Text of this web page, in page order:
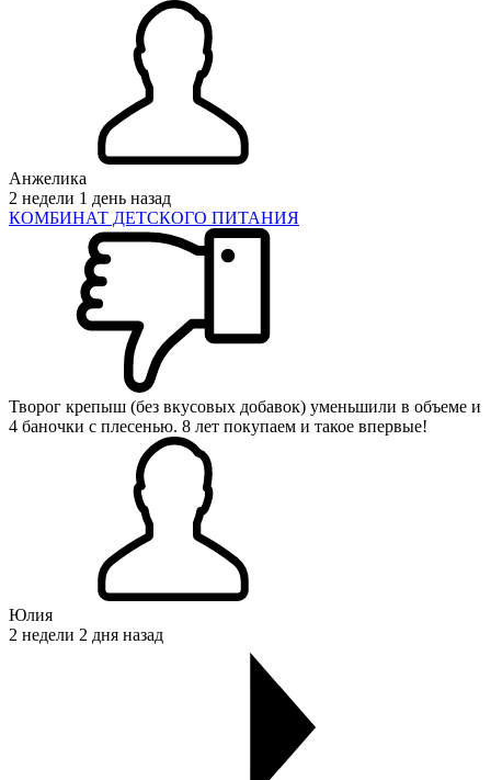
Анжелика
2 недели 1 день назад
КОМБИНАТ ДЕТСКОГО ПИТАНИЯ
Творог крепыш (без вкусовых добавок) уменьшили в объеме и
4 баночки с плесенью. 8 лет покупаем и такое впервые!
Юлия
2 недели 2 дня назад